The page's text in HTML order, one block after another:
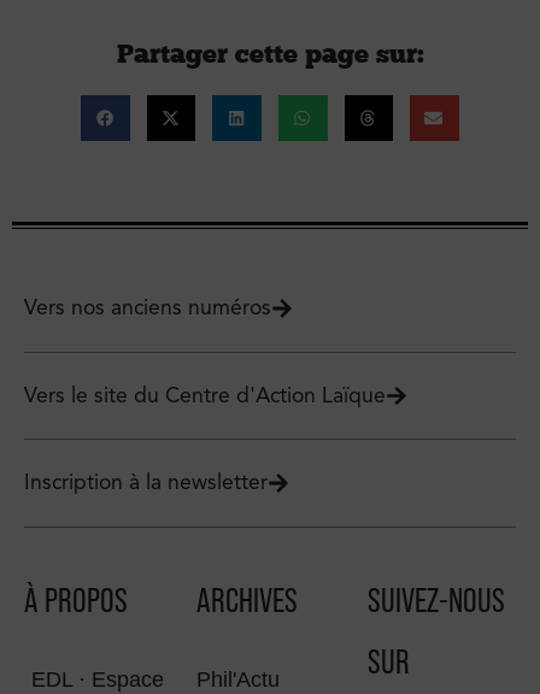
Partager cette page sur :
Vers nos anciens numéros
Vers le site du Centre d'Action Laïque
Inscription à la newsletter
À PROPOS
EDL · Espace
ARCHIVES
Phil'Actu
SUIVEZ-NOUS
SUR